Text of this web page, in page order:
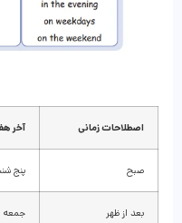
اصطلاحات زمانی آخر
صبح پنج
بعد از ظهر جمعه